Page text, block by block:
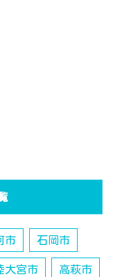
市 石岡市
大宮市 高萩市